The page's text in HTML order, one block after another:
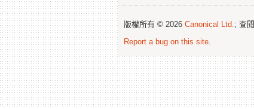
版權所有 © 2026 Canonical Ltd. ; 查閱
Report a bug on this site